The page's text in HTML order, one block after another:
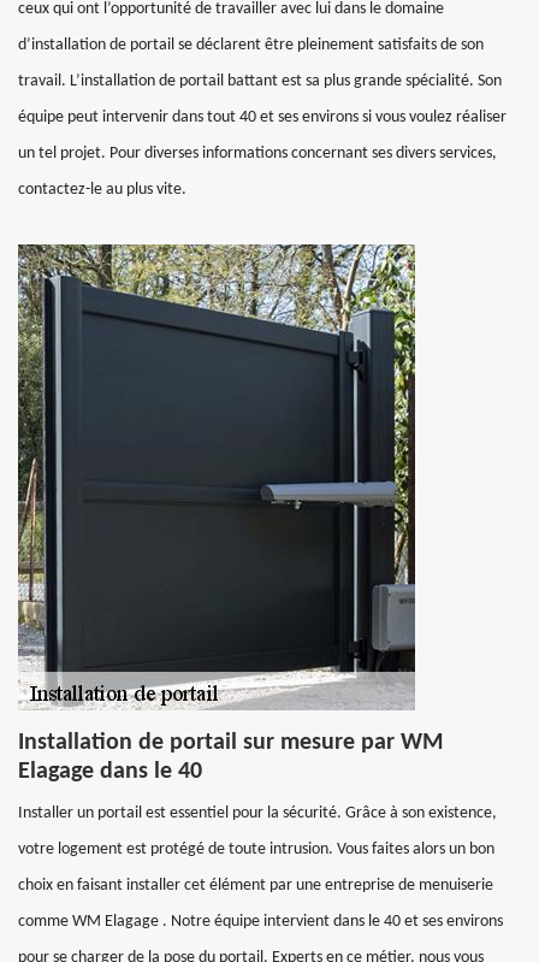
ceux qui ont l’opportunité de travailler avec lui dans le domaine
d’installation de portail se déclarent être pleinement satisfaits de son
travail. L’installation de portail battant est sa plus grande spécialité. Son
équipe peut intervenir dans tout 40 et ses environs si vous voulez réaliser
un tel projet. Pour diverses informations concernant ses divers services,
contactez-le au plus vite.
Installation de portail sur mesure par WM
Elagage dans le 40
Installer un portail est essentiel pour la sécurité. Grâce à son existence,
votre logement est protégé de toute intrusion. Vous faites alors un bon
choix en faisant installer cet élément par une entreprise de menuiserie
comme WM Elagage . Notre équipe intervient dans le 40 et ses environs
pour se charger de la pose du portail. Experts en ce métier, nous vous